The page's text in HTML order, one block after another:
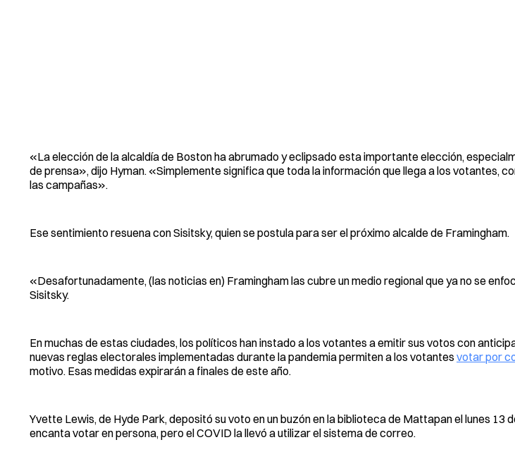
«La elección de la alcaldía de Boston ha abrumado y eclipsado esta importante elección,
de prensa», dijo Hyman. «Simplemente significa que toda la información que llega a los votantes,
las campañas».
Ese sentimiento resuena con Sisitsky, quien se postula para ser el próximo alcalde de Framingham.
«Desafortunadamente, (las noticias en) Framingham las cubre un medio regional que ya no se
Sisitsky.
En muchas de estas ciudades, los políticos han instado a los votantes a emitir sus votos con
nuevas reglas electorales implementadas durante la pandemia permiten a los votantes votar por
motivo. Esas medidas expirarán a finales de este año.
Yvette Lewis, de Hyde Park, depositó su voto en un buzón en la biblioteca de Mattapan el lunes 13
encanta votar en persona, pero el COVID la llevó a utilizar el sistema de correo.